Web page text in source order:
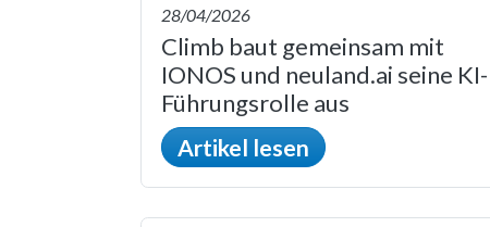
28/04/2026
Climb baut gemeinsam mit
IONOS und neuland.ai seine KI-
Führungsrolle aus
Artikel lesen